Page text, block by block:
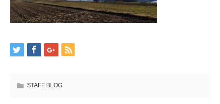
STAFF BLOG